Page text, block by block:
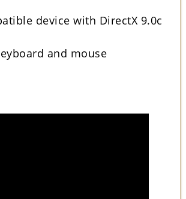
device with DirectX 9.0c
and mouse